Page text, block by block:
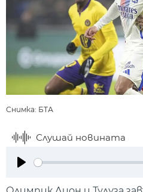
Снимка: БТА
Слушай новината